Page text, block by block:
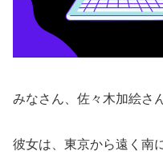
みなさん、佐々木加絵さ
彼女は、東京から遠く南